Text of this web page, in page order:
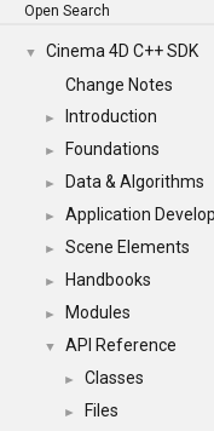
Open Search
▼
Cinema 4D C++ SDK
Change Notes
► Introduction
► Foundations
► Data & Algorithms
► Application
► Scene Elements
► Handbooks
► Modules
▼ API Reference
► Classes
► Files